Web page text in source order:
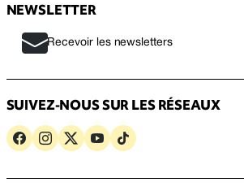
NEWSLETTER
Recevoir les newsletters
SUIVEZ-NOUS SUR LES RÉSEAUX